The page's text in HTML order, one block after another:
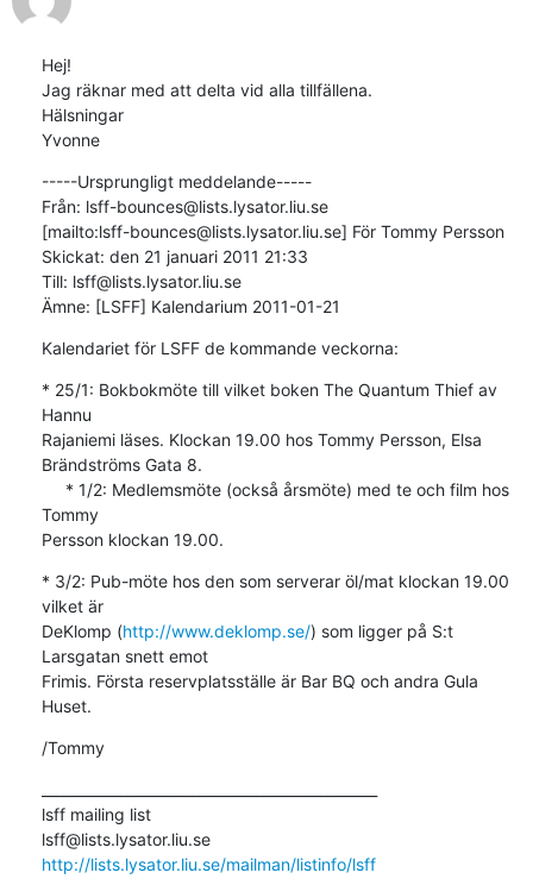
Hej!
Jag räknar med att delta vid alla tillfällena.
Hälsningar
Yvonne
-----Ursprungligt meddelande-----
Från: lsff-bounces@lists.lysator.liu.se
[mailto:lsff-bounces@lists.lysator.liu.se] För Tommy Persson
Skickat: den 21 januari 2011 21:33
Till: lsff@lists.lysator.liu.se
Ämne: [LSFF] Kalendarium 2011-01-21
Kalendariet för LSFF de kommande veckorna:
* 25/1: Bokbokmöte till vilket boken The Quantum Thief av
Hannu
Rajaniemi läses. Klockan 19.00 hos Tommy Persson, Elsa
Brändströms Gata 8.
Tommy
Persson klockan 19.00.
* 3/2: Pub-möte hos den som serverar öl/mat klockan 19.00
vilket är
DeKlomp (http://www.deklomp.se/) som ligger på S:t
Larsgatan snett emot
Frimis. Första reservplatsställe är Bar BQ och andra Gula
Huset.
/Tommy
lsff mailing list
lsff@lists.lysator.liu.se
http://lists.lysator.liu.se/mailman/listinfo/lsff